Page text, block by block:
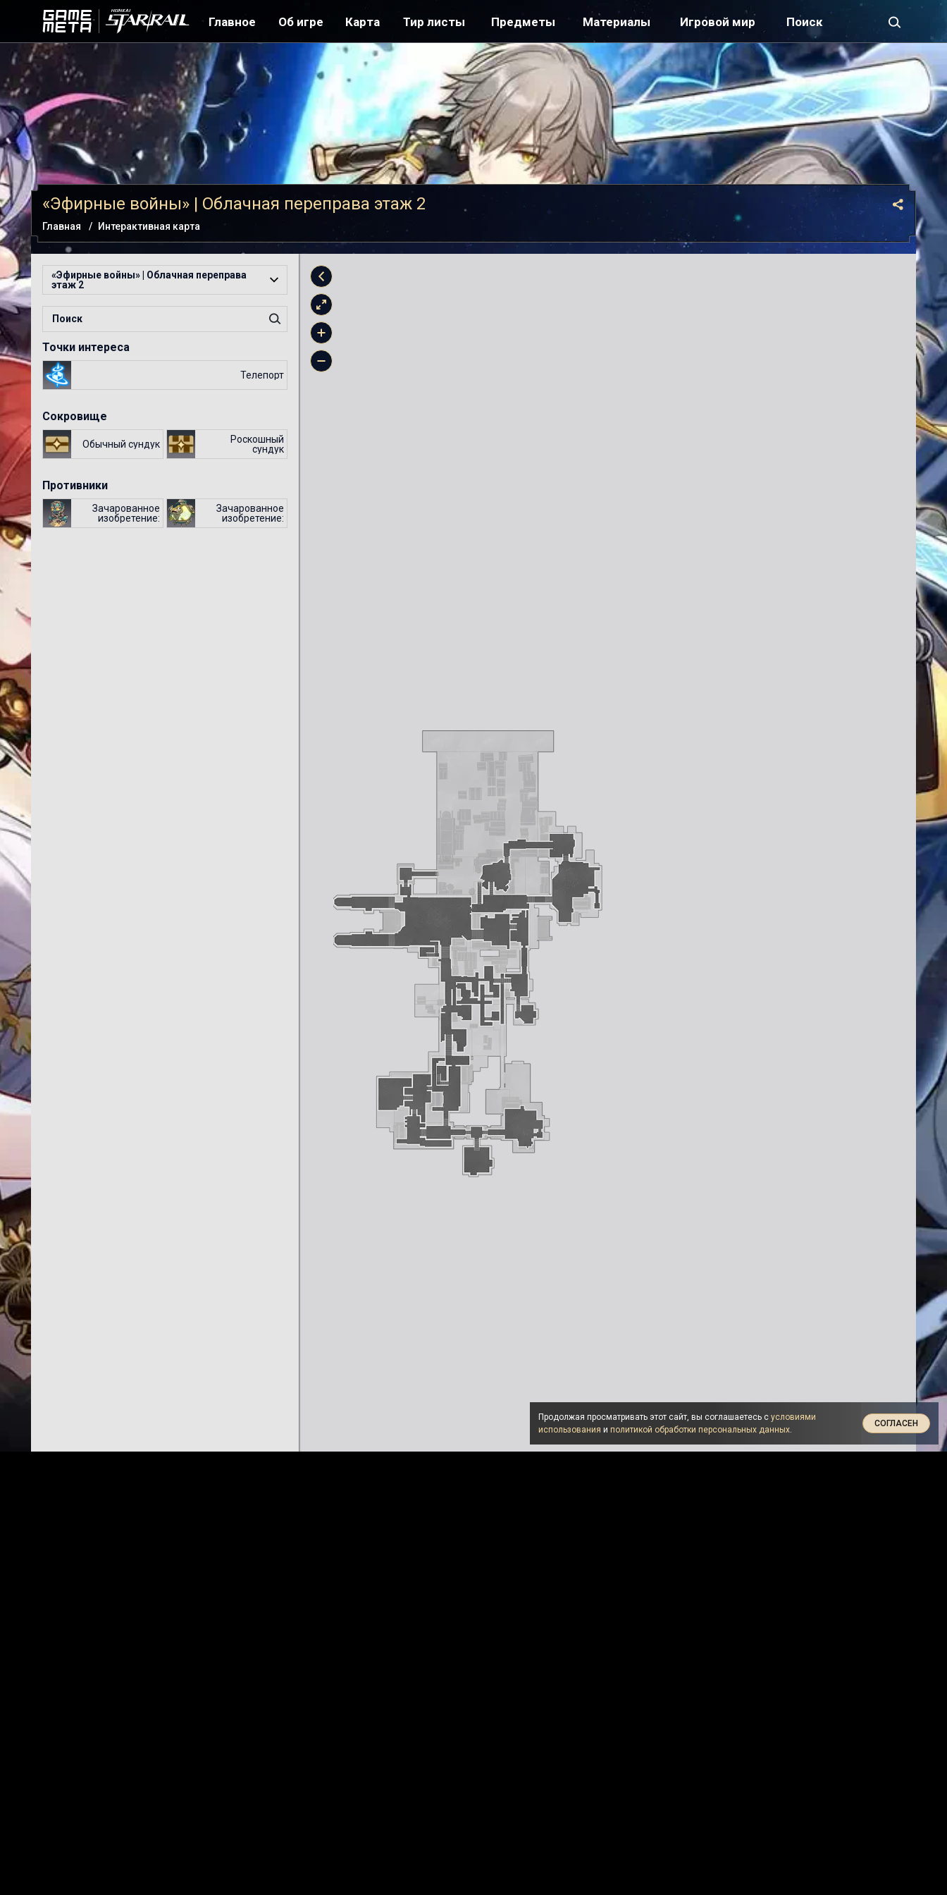
Главное Об игре Карта Тир листы Предметы Материалы Игровой мир
«Эфирные войны» | Облачная переправа этаж 2
Главная Интерактивная карта
«Эфирные войны» | Облачная переправа
этаж 2
Точки интереса
Телепорт
Сокровище
Обычный сундук
Роскошный
сундук
Противники
Зачарованное
изобретение:
покорный лев-
Зачарованное
изобретение:
светящаяся
Продолжая просматривать этот сайт, вы соглашаетесь с условиями
использования и политикой обработки персональных данных.
СОГЛАСЕН